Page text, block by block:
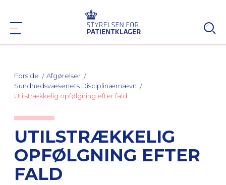
Forside
Afgørelser
Sundhedsvæsenets Disciplinærnævn
Utilstrækkelig opfølgning efter fald
UTILSTRÆKKELIG
OPFØLGNING EFTER
FALD